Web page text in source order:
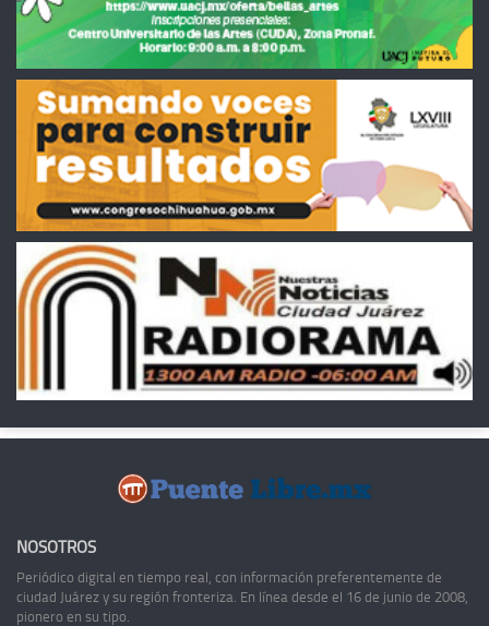
NOSOTROS
Periódico digital en tiempo real, con información preferentemente de
ciudad Juárez y su región fronteriza. En línea desde el 16 de junio de 2008,
pionero en su tipo.